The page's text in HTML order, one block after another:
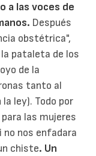
a las voces de
Después
obstétrica",
pataleta de los
de la
tanto al
ley). Todo por
las mujeres
nos enfadara
chiste. Un